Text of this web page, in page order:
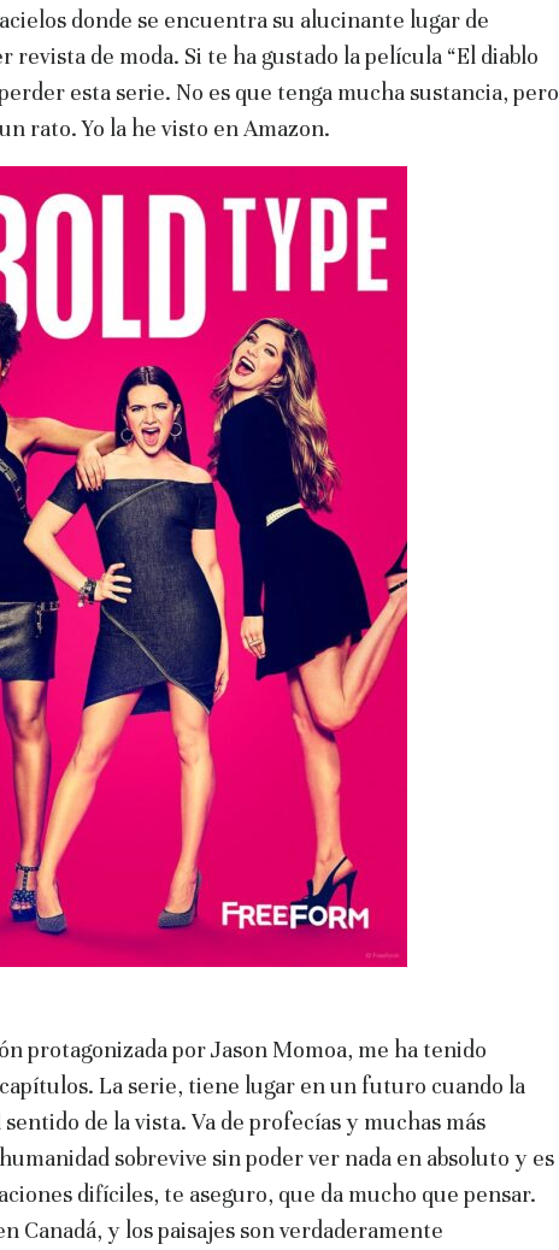
donde se encuentra su alucinante lugar de
revista de moda. Si te ha gustado la película “El diablo
esta serie. No es que tenga mucha sustancia, pero
rato. Yo la he visto en Amazon.
protagonizada por Jason Momoa, me ha tenido
La serie, tiene lugar en un futuro cuando la
de la vista. Va de profecías y muchas más
sobrevive sin poder ver nada en absoluto y es
difíciles, te aseguro, que da mucho que pensar.
Canadá, y los paisajes son verdaderamente